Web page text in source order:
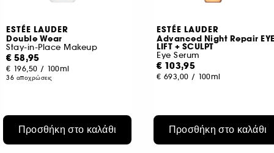
ESTÉE LAUDER
Double Wear
Stay-in-Place Makeup
€ 58,95
€ 196,50 / 100ml
36 αποχρώσεις
Προσθήκη στο καλάθι
ESTÉE LAUDER
Advanced Night Repair
LIFT + SCULPT
Eye Serum
€ 103,95
€ 693,00 / 100ml
Προσθήκη στο καλάθι